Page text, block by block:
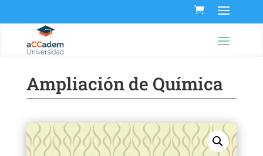
Ampliación de Química